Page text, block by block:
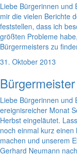
Liebe Bürgerinnen und
mir die vielen Berichte
feststellen, dass ich
größten Probleme
Bürgermeisters zu
31. Oktober 2013
Liebe Bürgerinnen und
ereignisreicher Monat
Herbst eingeläutet.
noch einmal kurz
machen und unserem
Gerhard Neumann